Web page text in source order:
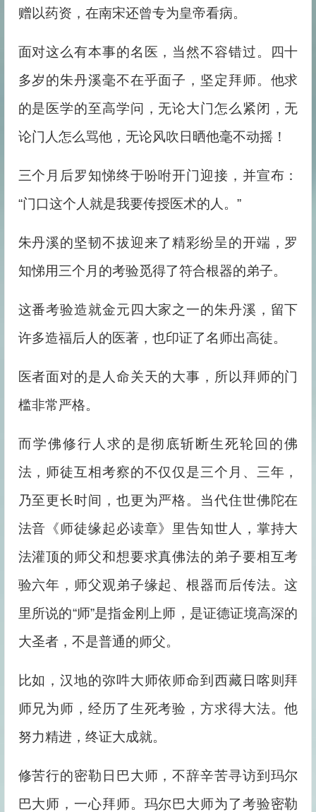
赠以药资，在南宋还曾专为皇帝看病。
面对这么有本事的名医，当然不容错过。四十
多岁的朱丹溪毫不在乎面子，坚定拜师。他求
的是医学的至高学问，无论大门怎么紧闭，无
论门人怎么骂他，无论风吹日晒他毫不动摇！
三个月后罗知悌终于吩咐开门迎接，并宣布：
“门口这个人就是我要传授医术的人。”
朱丹溪的坚韧不拔迎来了精彩纷呈的开端，罗
知悌用三个月的考验觅得了符合根器的弟子。
这番考验造就金元四大家之一的朱丹溪，留下
许多造福后人的医著，也印证了名师出高徒。
医者面对的是人命关天的大事，所以拜师的门
槛非常严格。
而学佛修行人求的是彻底斩断生死轮回的佛
法，师徒互相考察的不仅仅是三个月、三年，
乃至更长时间，也更为严格。当代住世佛陀在
法音《师徒缘起必读章》里告知世人，掌持大
法灌顶的师父和想要求真佛法的弟子要相互考
验六年，师父观弟子缘起、根器而后传法。这
里所说的“师”是指金刚上师，是证德证境高深的
大圣者，不是普通的师父。
比如，汉地的弥吽大师依师命到西藏日喀则拜
师兄为师，经历了生死考验，方求得大法。他
努力精进，终证大成就。
修苦行的密勒日巴大师，不辞辛苦寻访到玛尔
巴大师，一心拜师。玛尔巴大师为了考验密勒